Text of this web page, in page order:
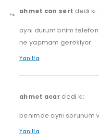
ahmet can sert dedi ki:
aynı durum bnim
ne yapmam gerekiyor
Yanıtla
ahmet acar dedi ki:
benımde aynı
Yanıtla